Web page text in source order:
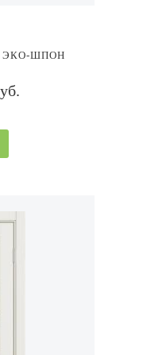
ЭКО-ШПОН